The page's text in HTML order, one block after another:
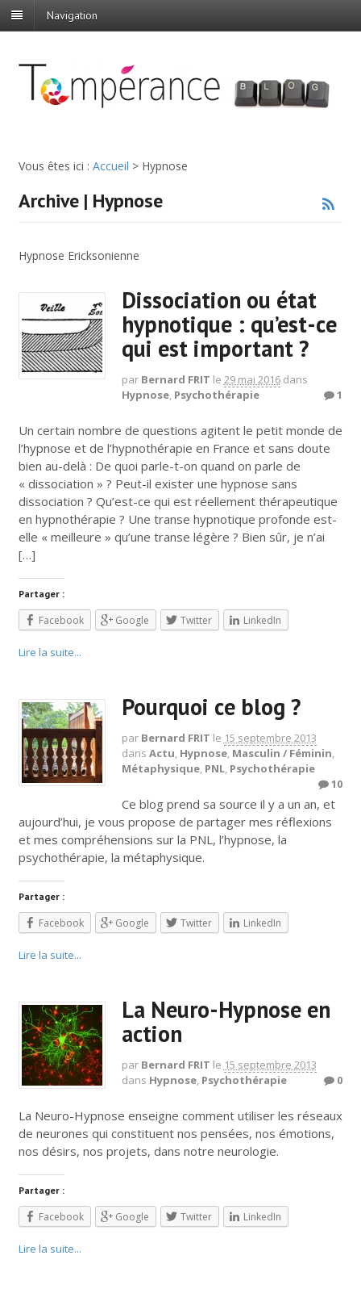
Navigation
Vous êtes ici : Accueil > Hypnose
Archive | Hypnose
Hypnose Ericksonienne
Dissociation ou état
hypnotique : qu’est-ce
qui est important ?
par Bernard FRIT le 29 mai 2016 dans
Hypnose, Psychothérapie 1
Un certain nombre de questions agitent le petit monde de
l’hypnose et de l’hypnothérapie en France et sans doute
bien au-delà : De quoi parle-t-on quand on parle de
« dissociation » ? Peut-il exister une hypnose sans
dissociation ? Qu’est-ce qui est réellement thérapeutique
en hypnothérapie ? Une transe hypnotique profonde est-
elle « meilleure » qu’une transe légère ? Bien sûr, je n’ai
[…]
Partager :
Facebook Google Twitter LinkedIn
Lire la suite...
Pourquoi ce blog ?
par Bernard FRIT le 15 septembre 2013
dans Actu, Hypnose, Masculin / Féminin,
Métaphysique, PNL, Psychothérapie
10
Ce blog prend sa source il y a un an, et
aujourd’hui, je vous propose de partager mes réflexions
et mes compréhensions sur la PNL, l’hypnose, la
psychothérapie, la métaphysique.
Partager :
Facebook Google Twitter LinkedIn
Lire la suite...
La Neuro-Hypnose en
action
par Bernard FRIT le 15 septembre 2013
dans Hypnose, Psychothérapie 0
La Neuro-Hypnose enseigne comment utiliser les réseaux
de neurones qui constituent nos pensées, nos émotions,
nos désirs, nos projets, dans notre neurologie.
Partager :
Facebook Google Twitter LinkedIn
Lire la suite...